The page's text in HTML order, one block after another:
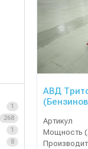
1
268
1
8
АВД
Артикул
Мощность